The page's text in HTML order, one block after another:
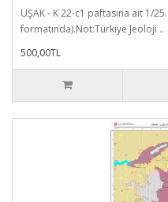
UŞAK - K 22-c1 paftasına ait 1/
formatında).Not:Türkiye Jeoloji ..
500,00TL